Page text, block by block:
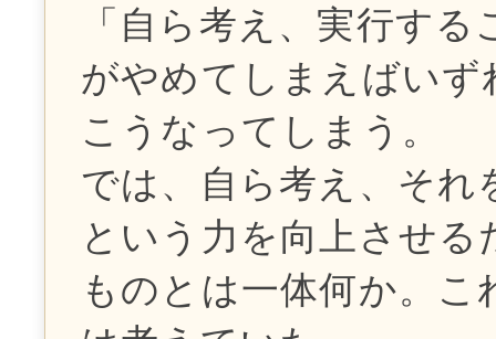
「自ら考え、実行す
がやめてしまえばいず
こうなってしまう。
では、自ら考え、それ
という力を向上させる
ものとは一体何か。こ